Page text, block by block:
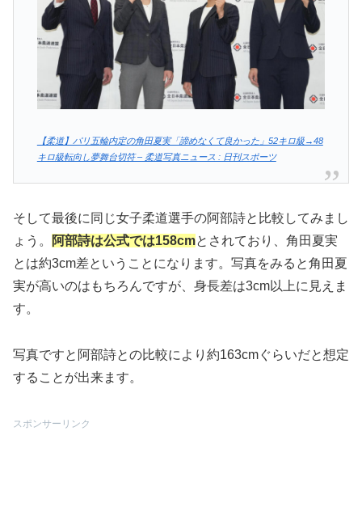
【柔道】パリ五輪内定の角田夏実「諦めなくて良かった」52キロ級→48
キロ級転向し夢舞台切符 – 柔道写真ニュース : 日刊スポーツ
そして最後に同じ女子柔道選手の阿部詩と比較してみまし
ょう。
阿部詩は公式では158cmとされており、角田夏実
とは約3cm差ということになります。写真をみると角田夏
実が高いのはもちろんですが、身長差は3cm以上に見えま
す。
写真ですと阿部詩との比較により約163cmぐらいだと想定
することが出来ます。
スポンサーリンク